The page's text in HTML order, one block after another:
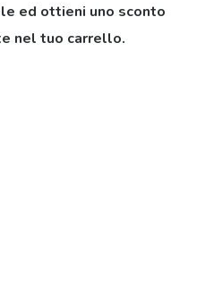
ed ottieni uno sconto
nel tuo carrello.